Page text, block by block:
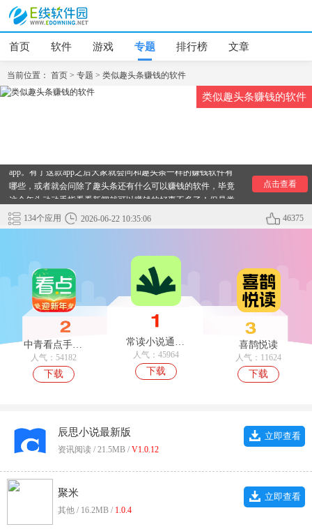
首页 软件 游戏 专题 排行榜 文章
当前位置： 首页 > 专题 > 类似趣头条赚钱的软件
类似趣头条赚钱的软件
app。有了这款app之后大家就会问和趣头条一样的赚钱软件有
哪些，或者就会问除了趣头条还有什么可以赚钱的软件，毕竟
这个年头动动手指看看新闻就可以赚钱的好事不多了！但是类
似趣头条赚钱的软件还是非常多的。今天小编收集了非常多的
跟趣头条很像的赚钱软件推荐给大家，这些软件都是非常的容
赚到很多佣金。里面的资讯都是非常新的。还可以丰富自己的
知识阅历！有需要的小伙伴们快来下载这些和趣头条一样的赚
钱软件吧！
点击查看
134个应用 2026-06-22 10:35:06 46375
中青看点手机正版
人气：54182
下载
常读小说通用版
人气：45964
下载
喜鹊悦读
人气：11624
下载
辰思小说最新版
资讯阅读 / 21.5MB / V1.0.12
立即查看
聚米
其他 / 16.2MB / 1.0.4
立即查看